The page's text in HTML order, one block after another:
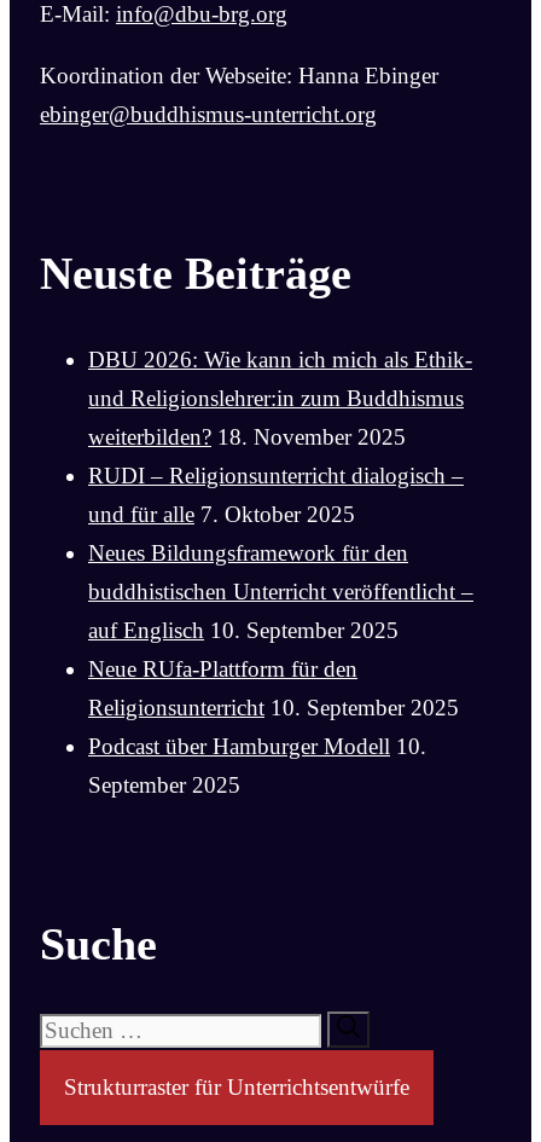
E-Mail: info@dbu-brg.org
Koordination der Webseite: Hanna Ebinger
ebinger@buddhismus-unterricht.org
Neuste Beiträge
DBU 2026: Wie kann ich mich als Ethik-
und Religionslehrer:in zum Buddhismus
weiterbilden? 18. November 2025
RUDI – Religionsunterricht dialogisch –
und für alle 7. Oktober 2025
Neues Bildungsframework für den
buddhistischen Unterricht veröffentlicht –
auf Englisch 10. September 2025
Neue RUfa-Plattform für den
Religionsunterricht 10. September 2025
Podcast über Hamburger Modell 10.
September 2025
Suche
Suchen
Strukturraster für Unterrichtsentwürfe